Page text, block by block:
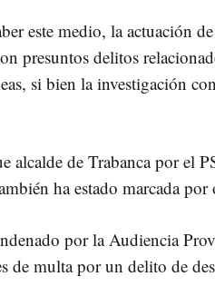
este medio, la actuación
presuntos delitos
si bien la investigación
alcalde de Trabanca por el
ha estado marcada
por la Audiencia
de multa por un delito de